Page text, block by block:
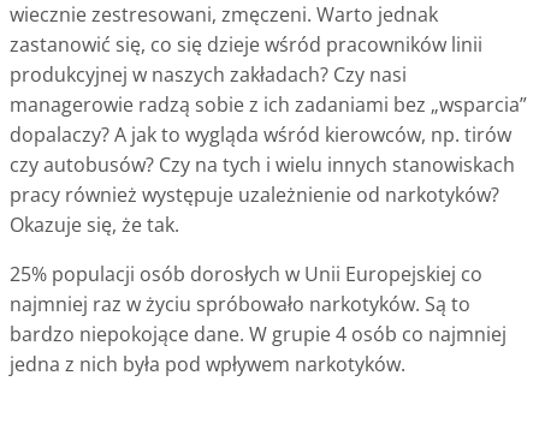
wiecznie zestresowani, zmęczeni. Warto jednak
zastanowić się, co się dzieje wśród pracowników linii
produkcyjnej w naszych zakładach? Czy nasi
managerowie radzą sobie z ich zadaniami bez „wsparcia”
dopalaczy? A jak to wygląda wśród kierowców, np. tirów
czy autobusów? Czy na tych i wielu innych stanowiskach
pracy również występuje uzależnienie od narkotyków?
Okazuje się, że tak.
25% populacji osób dorosłych w Unii Europejskiej co
najmniej raz w życiu spróbowało narkotyków. Są to
bardzo niepokojące dane. W grupie 4 osób co najmniej
jedna z nich była pod wpływem narkotyków.